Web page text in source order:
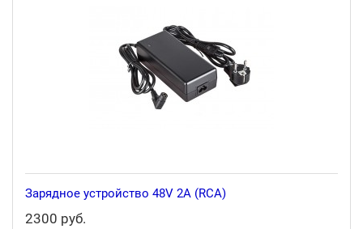
Зарядное устройство 48V 2A (RСА)
2300 руб.